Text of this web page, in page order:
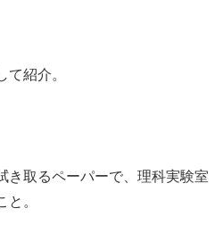
て紹介。
き取るペーパーで、理科実験室
。